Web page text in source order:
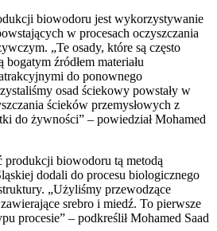
biowodoru jest wykorzystywanie
w procesach oczyszczania
„Te osady, które są często
źródłem materiału
do ponownego
osad ściekowy powstały w
ścieków przemysłowych z
do żywności” – powiedział Mohamed
biowodoru tą metodą
dodali do procesu biologicznego
„Użyliśmy przewodzące
srebro i miedź. To pierwsze
procesie” – podkreślił Mohamed Saad